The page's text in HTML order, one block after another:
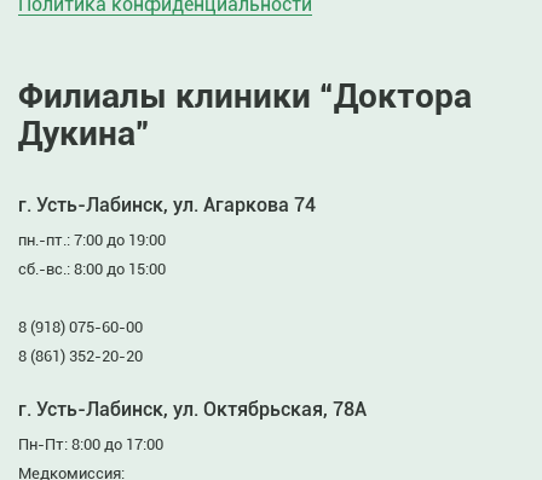
Филиалы клиники “Доктора
Дукина”
г. Усть-Лабинск, ул. Агаркова 74
пн.-пт.: 7:00 до 19:00
сб.-вс.: 8:00 до 15:00
8 (918) 075-60-00
8 (861) 352-20-20
г. Усть-Лабинск, ул. Октябрьская, 78А
Пн-Пт: 8:00 до 17:00
Медкомиссия: